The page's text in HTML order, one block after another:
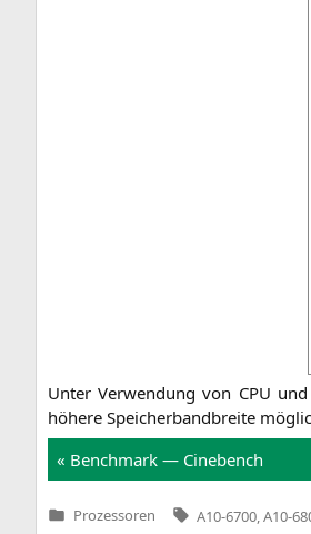
Unter Ver­wen­dung von CPU und
höhe­re Spei­cher­band­brei­te
« Bench­mark — Cine­bench
Veröffentlicht
Prozessoren Tags:
A10-6700 A10-